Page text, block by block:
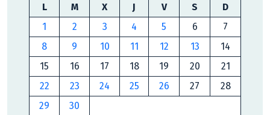
L M X J V S
D
1
2 3 4 5 6
7
8
9 10 11 12 13
14
15
16 17 18 19 20
21
22
23 24 25 26 27
28
29
30